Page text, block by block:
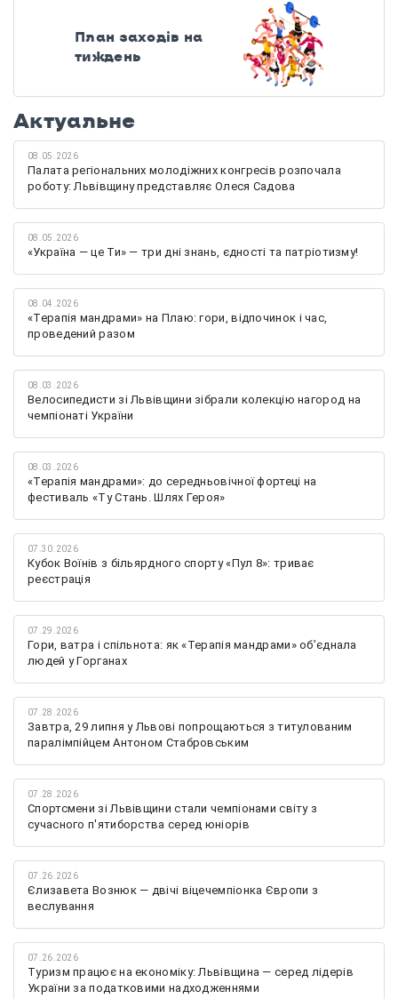
План заходів на
тиждень
Актуальне
08.05.2026
Палата регіональних молодіжних конгресів розпочала
роботу: Львівщину представляє Олеся Садова
08.05.2026
«Україна — це Ти» — три дні знань, єдності та патріотизму!
08.04.2026
«Терапія мандрами» на Плаю: гори, відпочинок і час,
проведений разом
08.03.2026
Велосипедисти зі Львівщини зібрали колекцію нагород на
чемпіонаті України
08.03.2026
«Терапія мандрами»: до середньовічної фортеці на
фестиваль «Ту Стань. Шлях Героя»
07.30.2026
Кубок Воїнів з більярдного спорту «Пул 8»: триває
реєстрація
07.29.2026
Гори, ватра і спільнота: як «Терапія мандрами» об’єднала
людей у Горганах
07.28.2026
Завтра, 29 липня у Львові попрощаються з титулованим
паралімпійцем Антоном Стабровським
07.28.2026
Спортсмени зі Львівщини стали чемпіонами світу з
сучасного п'ятиборства серед юніорів
07.26.2026
Єлизавета Вознюк — двічі віцечемпіонка Європи з
веслування
07.26.2026
Туризм працює на економіку: Львівщина — серед лідерів
України за податковими надходженнями